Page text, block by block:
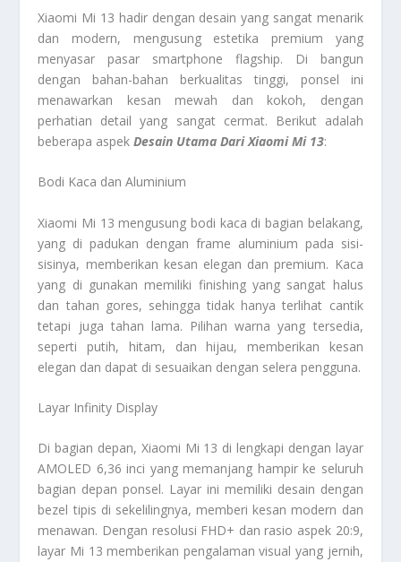
Xiaomi Mi 13 hadir dengan desain yang sangat menarik
dan modern, mengusung estetika premium yang
menyasar pasar smartphone flagship. Di bangun
dengan bahan-bahan berkualitas tinggi, ponsel ini
menawarkan kesan mewah dan kokoh, dengan
perhatian detail yang sangat cermat. Berikut adalah
beberapa aspekDesain Utama Dari Xiaomi Mi 13:
Bodi Kaca dan Aluminium
Xiaomi Mi 13 mengusung bodi kaca di bagian belakang,
yang di padukan dengan frame aluminium pada sisi-
sisinya, memberikan kesan elegan dan premium. Kaca
yang di gunakan memiliki finishing yang sangat halus
dan tahan gores, sehingga tidak hanya terlihat cantik
tetapi juga tahan lama. Pilihan warna yang tersedia,
seperti putih, hitam, dan hijau, memberikan kesan
elegan dan dapat di sesuaikan dengan selera pengguna.
Layar Infinity Display
Di bagian depan, Xiaomi Mi 13 di lengkapi dengan layar
AMOLED 6,36 inci yang memanjang hampir ke seluruh
bagian depan ponsel. Layar ini memiliki desain dengan
bezel tipis di sekelilingnya, memberi kesan modern dan
menawan. Dengan resolusi FHD+ dan rasio aspek 20:9,
layar Mi 13 memberikan pengalaman visual yang jernih,